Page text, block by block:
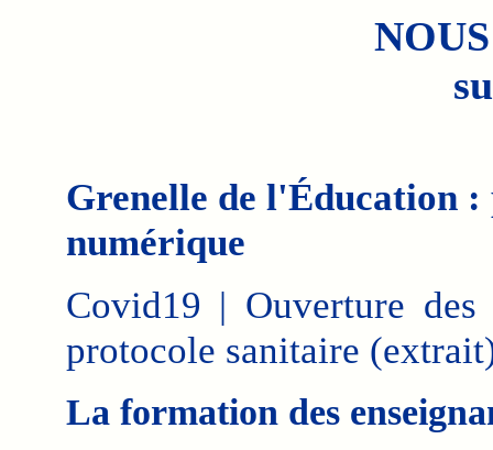
Grenelle de l'Éducation
numérique
Covid19 | Ouverture
protocole sanitaire
La formation des